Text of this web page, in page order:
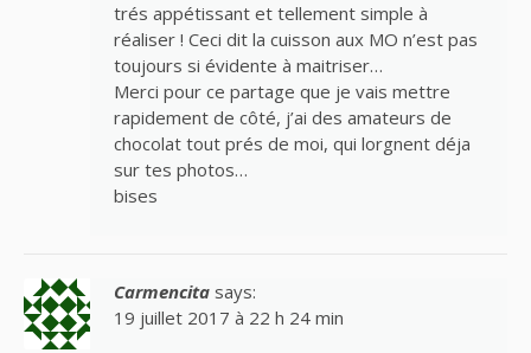
trés appétissant et tellement simple à
réaliser ! Ceci dit la cuisson aux MO n’est pas
toujours si évidente à maitriser…
Merci pour ce partage que je vais mettre
rapidement de côté, j’ai des amateurs de
chocolat tout prés de moi, qui lorgnent déja
sur tes photos…
bises
Carmencita says:
19 juillet 2017 à 22 h 24 min